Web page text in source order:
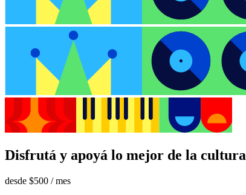
Disfrutá y apoyá lo mejor de la cultura
desde $500 / mes